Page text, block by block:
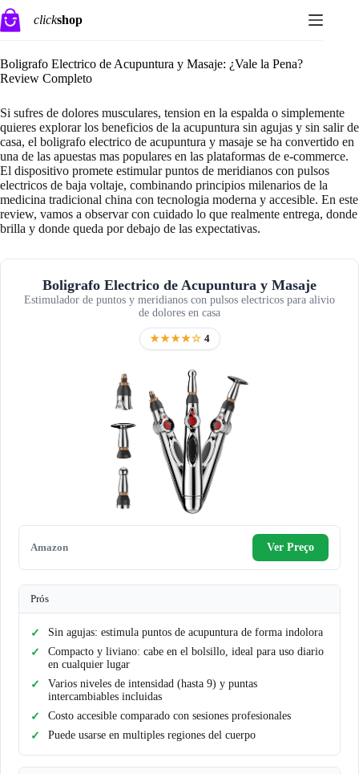
Saltar
al
contenido
clickshop
Boligrafo Electrico de Acupuntura y Masaje: ¿Vale la Pena?
Review Completo
Si sufres de dolores musculares, tension en la espalda o simplemente
quieres explorar los beneficios de la acupuntura sin agujas y sin salir de
casa, el boligrafo electrico de acupuntura y masaje se ha convertido en
una de las apuestas mas populares en las plataformas de e-commerce.
El dispositivo promete estimular puntos de meridianos con pulsos
electricos de baja voltaje, combinando principios milenarios de la
medicina tradicional china con tecnologia moderna y accesible. En este
review, vamos a observar con cuidado lo que realmente entrega, donde
brilla y donde queda por debajo de las expectativas.
Boligrafo Electrico de Acupuntura y Masaje
Estimulador de puntos y meridianos con pulsos electricos para alivio
de dolores en casa
★★★★☆ 4
Amazon Ver Preço
Prós
Sin agujas: estimula puntos de acupuntura de forma indolora
Compacto y liviano: cabe en el bolsillo, ideal para uso diario
en cualquier lugar
Varios niveles de intensidad (hasta 9) y puntas
intercambiables incluidas
Costo accesible comparado con sesiones profesionales
Puede usarse en multiples regiones del cuerpo